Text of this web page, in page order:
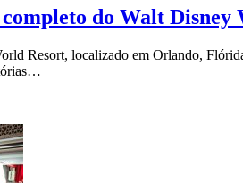
do Walt Disney
Resort, localizado em Orlando,